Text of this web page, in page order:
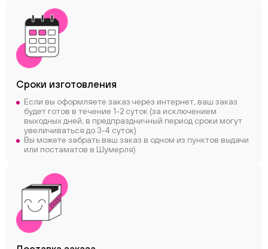
Сроки изготовления
Если вы оформляете заказ через интернет, ваш заказ
будет готов в течение 1-2 суток (за исключением
выходных дней, в предпраздничный период сроки могут
увеличиваться до 3-4 суток)
Вы можете забрать ваш заказ в одном из пунктов выдачи
или постаматов в Шумерля)